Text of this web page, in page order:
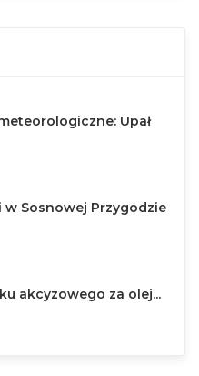
Upał
w Sosnowej Przygodzie
akcyzowego za olej...